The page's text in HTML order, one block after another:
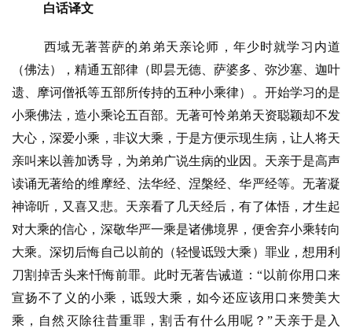
白话译文
西域无著菩萨的弟弟天亲论师，年少时就学习内道
（佛法），精通五部律（即昙无德、萨婆多、弥沙塞、迦叶
遗、摩诃僧祇等五部所传持的五种小乘律）。开始学习的是
小乘佛法，造小乘论五百部。无著可怜弟弟天资聪颖却不发
大心，深爱小乘，非议大乘，于是方便示现生病，让人将天
亲叫来以善加诱导，为弟弟广说生病的业因。天亲于是高声
读诵无著给的维摩经、法华经、涅槃经、华严经等。无著凝
神谛听，又喜又悲。天亲看了几天经后，有了体悟，才生起
对大乘的信心，深敬华严一乘是诸佛境界，便舍弃小乘转向
大乘。深切后悔自己以前的（轻慢诋毁大乘）罪业，想用利
刀割掉舌头来忏悔前罪。此时无著告诫道：“以前你用口来
宣扬不了义的小乘，诋毁大乘，如今还应该用口来赞美大
乘，自然灭除往昔重罪，割舌有什么用呢？”天亲于是入